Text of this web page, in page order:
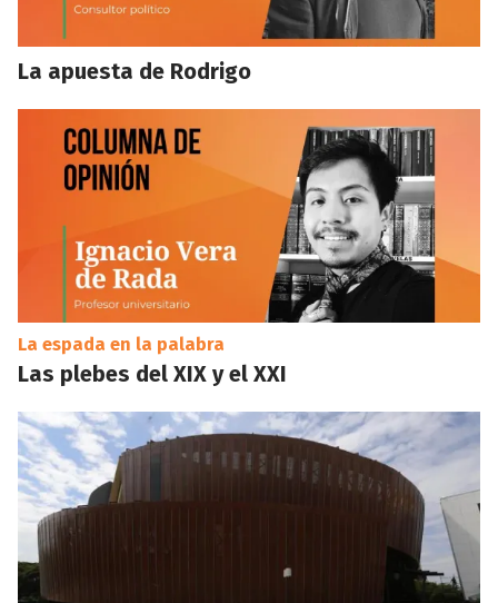
La apuesta de Rodrigo
La espada en la palabra
Las plebes del XIX y el XXI